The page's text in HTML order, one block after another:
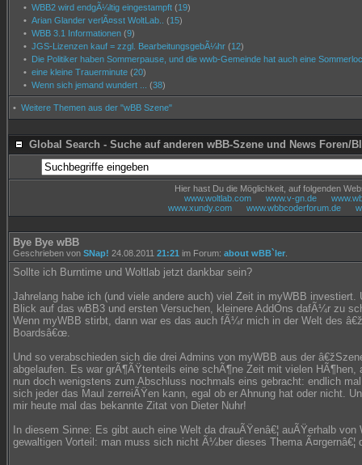
• WBB2 wird endgÃ¼ltig eingestampft (19)
• Arian Glander verlÃ¤sst WoltLab.. (15)
• WBB 3.1 Informationen (9)
• JGS-Lizenzen kauf = zzgl. BearbeitungsgebÃ¼hr (12)
• Die Politiker haben Sommerpause, und die wwb-Gemeinde hat auch eine
• eine kleine Trauerminute (20)
• Wenn sich jemand wundert ... (38)
• Weitere Themen aus der "wBB Szene"
Global Search - Suche auf anderen wBB-Szene und News Foren/
Hier hast Du die Möglichkeit, auf folgenden
www.woltlab.com
www.v-gn.de
www.xundy.com
www.wbbcoderforum.de
Bye Bye wBB
Geschrieben von SNap! 24.08.2011 21:21 im Forum: about wBB`ler
Sollte ich Burntime und Woltlab jetzt dankbar sein?
Jahrelang habe ich (und viele andere auch) viel Zeit in myWBB investiert.
Blick auf das wBB3 und ersten Versuchen, kleinere AddOns dafÃ¼r zu
Wenn myWBB stirbt, dann war es das auch fÃ¼r mich in der Welt des
Boardsâ€œ.
Und so verabschieden sich die drei Admins von myWBB aus der
abgelaufen. Es war grÃ¶ÃŸtenteils eine schÃ¶ne Zeit mit vielen
nun doch wenigstens zum Abschluss nochmals eins gebracht: endlich
sich jeder das Maul zerreiÃŸen kann, egal ob er Ahnung hat oder nicht.
mir heute mal das bekannte Zitat von Dieter Nuhr!
In diesem Sinne: Es gibt auch eine Welt da drauÃŸenâ€¦ auÃŸerhalb
gewaltigen Vorteil: man muss sich nicht Ã¼ber dieses Thema Ã¤rgernâ€¦